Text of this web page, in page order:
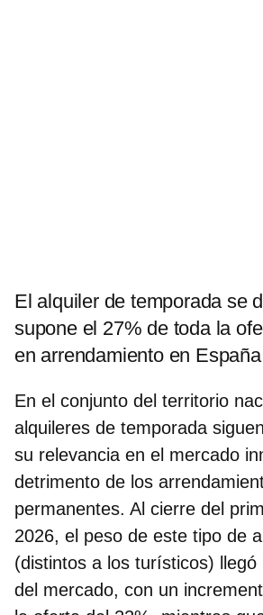
El alquiler de temporada se
supone el 27% de toda la
en arrendamiento en España
En el conjunto del territorio
alquileres de temporada
su relevancia en el mercado
detrimento de los
permanentes. Al cierre del
2026, el peso de este tipo de
(distintos a los turísticos) llegó
del mercado, con un